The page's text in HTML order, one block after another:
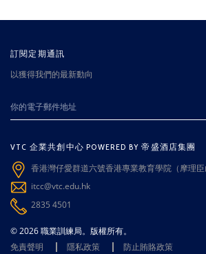
訂閱定期通訊
以獲得我們的最新動向
VTC 企業共創中心 POWERED BY 帝盛酒店集團
香港灣仔愛群道六號香港專業教育學院（摩理
itcc@vtc.edu.hk
2835 4501
© 2026 職業訓練局。版權所有。
免責聲明
隱私政策 防止賄賂政策